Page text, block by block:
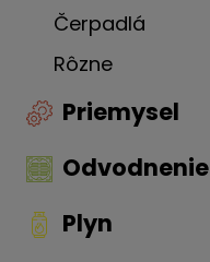
Čerpadlá
Rôzne
Priemysel
Odvodnenie
Plyn